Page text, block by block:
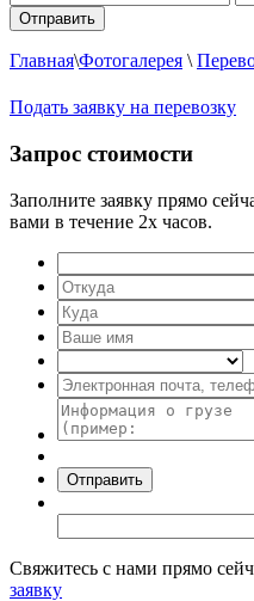
Главная\Фотогалерея \
Подать заявку на перевозку
Запрос стоимости
Заполните заявку прямо
вами в течение 2х часов.
Свяжитесь с нами прямо
заявку